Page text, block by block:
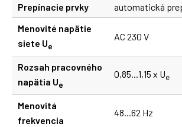
Prepínacie prvky
automatická
Menovité napätie
siete Ue
AC 230 V
Rozsah pracovného
napätia Ue
0,85...1,15 x Ue
Menovitá
frekvencia
48...62 Hz